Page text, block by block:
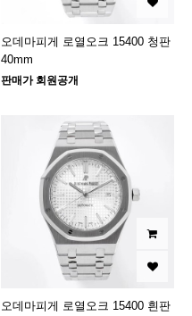
오데마피게 로열오크 15400 청판
40mm
판매가 회원공개
오데마피게 로열오크 15400 흰판